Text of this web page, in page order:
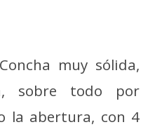
muy sólida,
sobre todo por
la abertura, con 4